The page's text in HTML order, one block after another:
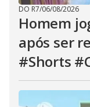
DO R7/06/08/2026
Homem
após ser
#Shorts